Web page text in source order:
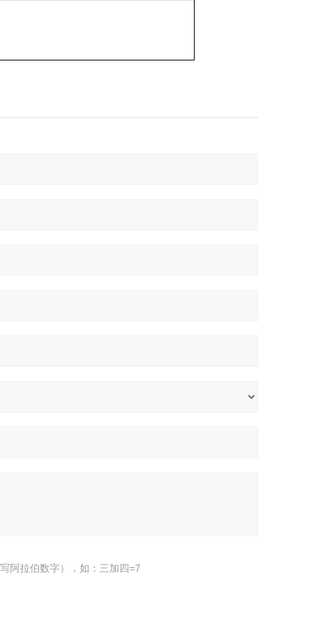
阿拉伯数字），如：三加四=7